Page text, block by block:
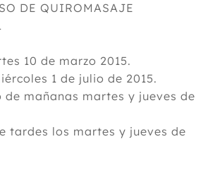
QUIROMASAJE
10 de marzo 2015.
1 de julio de 2015.
de mañanas martes y jueves de
los martes y jueves de